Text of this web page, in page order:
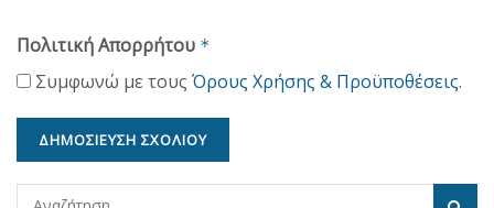
Πολιτική Απορρήτου *
Συμφωνώ με τους Όρους Χρήσης & Προϋποθέσεις.